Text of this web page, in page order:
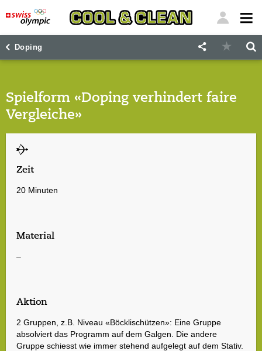
Doping
Spielform «Doping verhindert faire
Vergleiche»
Zeit
20 Minuten
Material
–
Aktion
2 Gruppen, z.B. Niveau «Böcklischützen»: Eine Gruppe
absolviert das Programm auf dem Galgen. Die andere
Gruppe schiesst wie immer stehend aufgelegt auf dem Stativ.